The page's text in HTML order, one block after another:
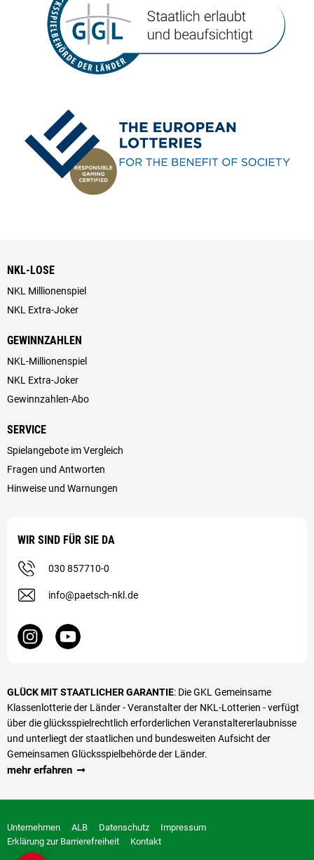
NKL-LOSE
NKL Millionenspiel
NKL Extra-Joker
GEWINNZAHLEN
NKL-Millionenspiel
NKL Extra-Joker
Gewinnzahlen-Abo
SERVICE
Spielangebote im Vergleich
Fragen und Antworten
Hinweise und Warnungen
WIR SIND FÜR SIE DA
030 857710-0
info@paetsch-nkl.de
GLÜCK MIT STAATLICHER GARANTIE: Die GKL Gemeinsame
Klassenlotterie der Länder - Veranstalter der NKL-Lotterien - verfügt
über die glücks­spiel­rechtlich erforderlichen Veranstalter­erlaubnisse
und unterliegt der staatlichen und bundesweiten Aufsicht der
Gemeinsamen Glücksspielbehörde der Länder.
mehr erfahren
Unternehmen ALB Datenschutz
Impressum
Erklärung zur Barrierefreiheit
Kontakt